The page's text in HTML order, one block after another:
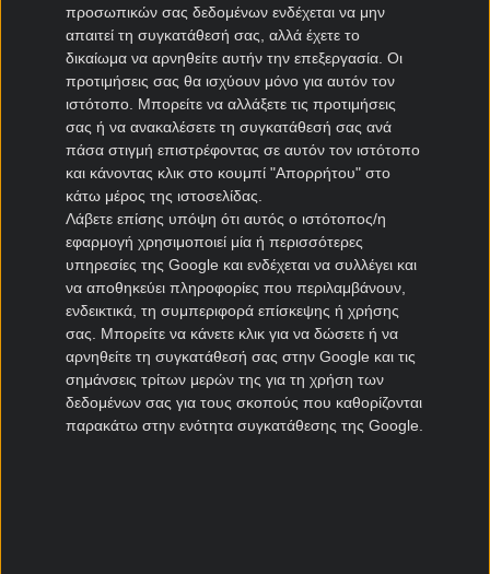
προσωπικών σας δεδομένων ενδέχεται να μην
απαιτεί τη συγκατάθεσή σας, αλλά έχετε το
δικαίωμα να αρνηθείτε αυτήν την επεξεργασία. Οι
προτιμήσεις σας θα ισχύουν μόνο για αυτόν τον
ιστότοπο. Μπορείτε να αλλάξετε τις προτιμήσεις
σας ή να ανακαλέσετε τη συγκατάθεσή σας ανά
πάσα στιγμή επιστρέφοντας σε αυτόν τον ιστότοπο
και κάνοντας κλικ στο κουμπί "Απορρήτου" στο
κάτω μέρος της ιστοσελίδας.
Λάβετε επίσης υπόψη ότι αυτός ο ιστότοπος/η
εφαρμογή χρησιμοποιεί μία ή περισσότερες
υπηρεσίες της Google και ενδέχεται να συλλέγει και
να αποθηκεύει πληροφορίες που περιλαμβάνουν,
ενδεικτικά, τη συμπεριφορά επίσκεψης ή χρήσης
σας. Μπορείτε να κάνετε κλικ για να δώσετε ή να
αρνηθείτε τη συγκατάθεσή σας στην Google και τις
σημάνσεις τρίτων μερών της για τη χρήση των
δεδομένων σας για τους σκοπούς που καθορίζονται
παρακάτω στην ενότητα συγκατάθεσης της Google.
Μεταγραφές Super League 2
Ηρακλής μεταγραφές
ΠΑΣ Γιάννινα μεταγραφές
Πανιώνιος μεταγραφές
Καλλιθέα μεταγραφές
Καλαμάτα μεταγραφές
Νίκη Βόλου μεταγραφές
Μεταγραφές Cyprus League
Πάφος μεταγραφές
ΑΠΟΕΛ μεταγραφές
ΑΕΚ Λάρνακας μεταγραφές
Ομόνοια μεταγραφές